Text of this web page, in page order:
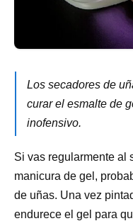
Los secadores de
curar el esmalte de
inofensivo.
Si vas regularmente al
manicura de gel,
de uñas. Una vez
endurece el gel para